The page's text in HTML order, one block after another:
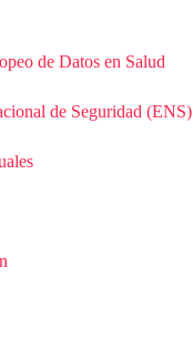
de Datos en Salud
de Seguridad (ENS)